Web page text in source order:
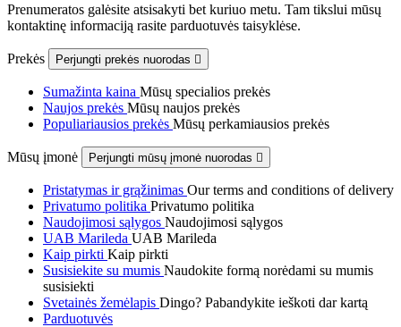
Prenumeratos galėsite atsisakyti bet kuriuo metu. Tam tikslui mūsų
kontaktinę informaciją rasite parduotuvės taisyklėse.
Prekės Perjungti prekės nuorodas 
Sumažinta kaina Mūsų specialios prekės
Naujos prekės Mūsų naujos prekės
Populiariausios prekės Mūsų perkamiausios prekės
Mūsų įmonė Perjungti mūsų įmonė nuorodas 
Pristatymas ir grąžinimas Our terms and conditions of delivery
Privatumo politika Privatumo politika
Naudojimosi sąlygos Naudojimosi sąlygos
UAB Marileda UAB Marileda
Kaip pirkti Kaip pirkti
Susisiekite su mumis Naudokite formą norėdami su mumis
susisiekti
Svetainės žemėlapis Dingo? Pabandykite ieškoti dar kartą
Parduotuvės